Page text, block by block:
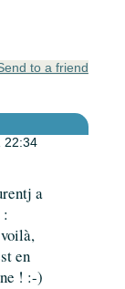
to a friend
22:34
a
en
! :-)